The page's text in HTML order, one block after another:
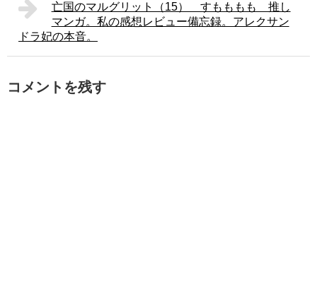
亡国のマルグリット（15） すもももも 推し
マンガ。私の感想レビュー備忘録。アレクサン
ドラ妃の本音。
コメントを残す